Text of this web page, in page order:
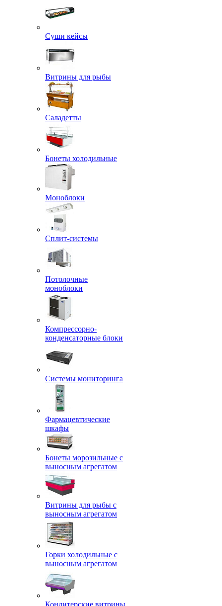
Суши кейсы
Витрины для рыбы
Саладетты
Бонеты холодильные
Моноблоки
Сплит-системы
Потолочные
моноблоки
Компрессорно-
конденсаторные блоки
Системы мониторинга
Фармацевтические
шкафы
Бонеты морозильные с
выносным агрегатом
Витрины для рыбы с
выносным агрегатом
Горки холодильные с
выносным агрегатом
Кондитерские витрины